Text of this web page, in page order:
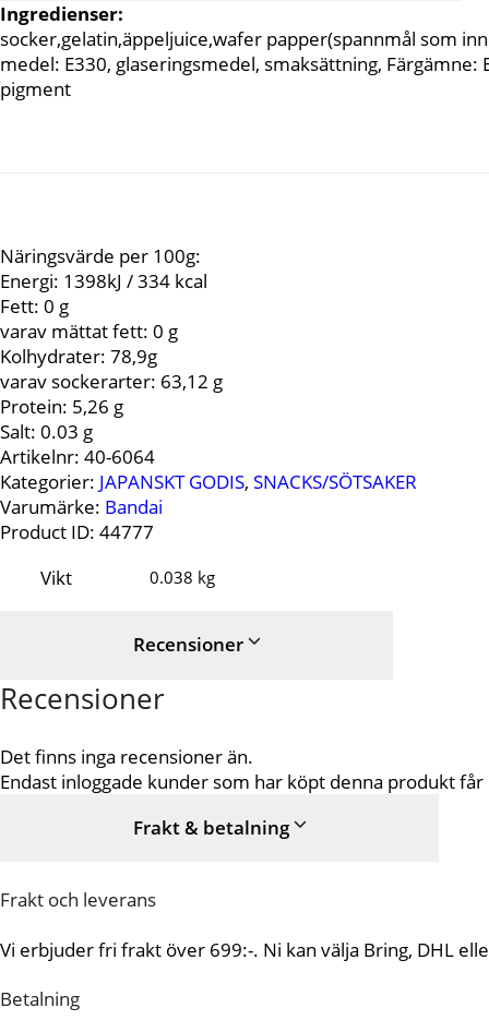
Ingredienser:
socker,gelatin,äppeljuice,wafer papper(spannmål som
medel: E330, glaseringsmedel, smaksättning, Färgämne:
pigment
Näringsvärde per 100g:
Energi: 1398kJ / 334 kcal
Fett: 0 g
varav mättat fett: 0 g
Kolhydrater: 78,9g
varav sockerarter: 63,12 g
Protein: 5,26 g
Salt: 0.03 g
Artikelnr: 40-6064
Kategorier: JAPANSKT GODIS, SNACKS/SÖTSAKER
Varumärke: Bandai
Product ID: 44777
Vikt
0.038 kg
Recensioner
Recensioner
Det finns inga recensioner än.
Endast inloggade kunder som har köpt denna produkt
Frakt & betalning
Frakt och leverans
Vi erbjuder fri frakt över 699:-. Ni kan välja Bring, DHL
Betalning